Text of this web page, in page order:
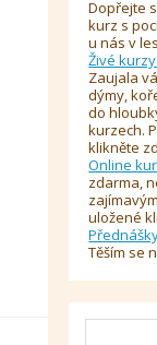
Dopřejte
kurz s
u nás v
Živé
Zaujala
dýmy,
do
kurzech.
klikněte
Online
zdarma,
uložené
Těším se